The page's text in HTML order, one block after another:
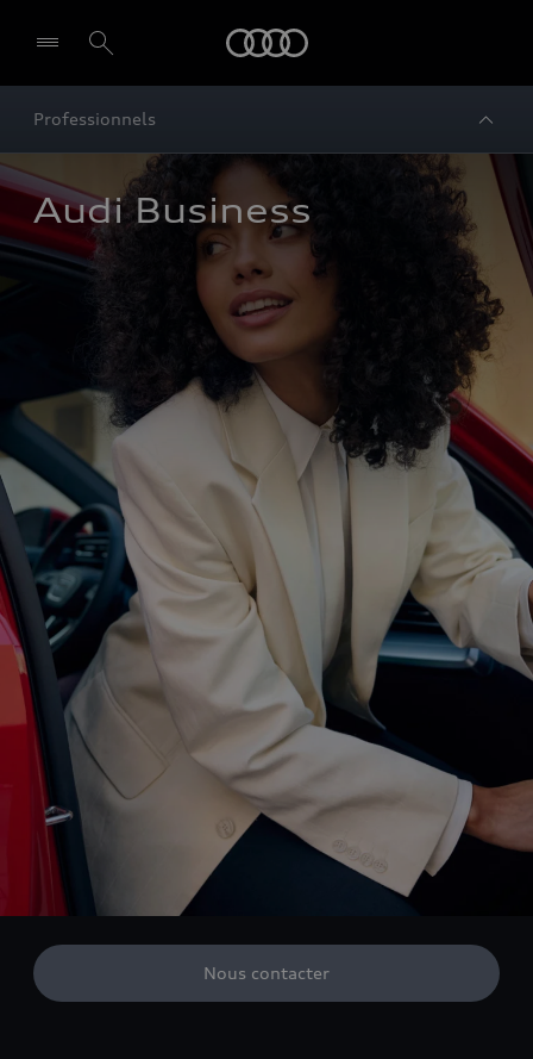
Professionnels
Audi Business
Nous contacter